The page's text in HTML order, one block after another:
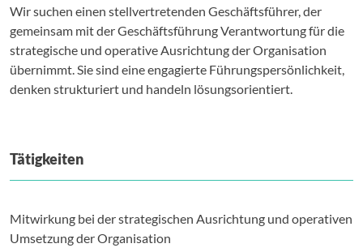
Wir suchen einen stellvertretenden Geschäftsführer, der
gemeinsam mit der Geschäftsführung Verantwortung für die
strategische und operative Ausrichtung der Organisation
übernimmt. Sie sind eine engagierte Führungspersönlichkeit,
denken strukturiert und handeln lösungsorientiert.
Tätigkeiten
Mitwirkung bei der strategischen Ausrichtung und operativen
Umsetzung der Organisation